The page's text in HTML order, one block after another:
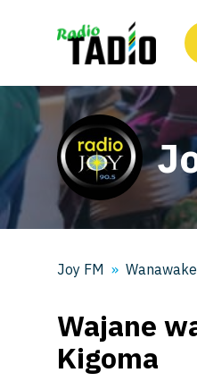
Joy FM Wanawake
Wajane
Kigoma